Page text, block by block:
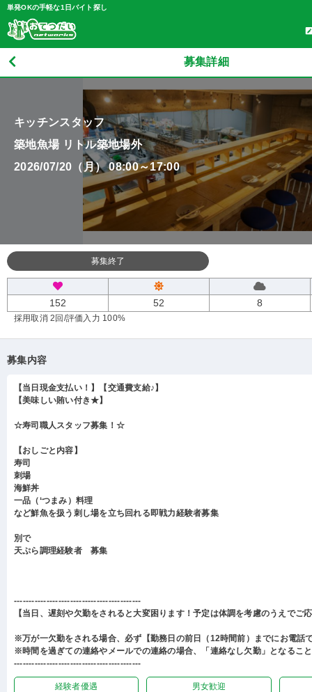
単発OKの手軽な1日バイト探し
募集詳細
キッチンスタッフ
築地魚場 リトル築地場外
2026/07/20（月） 08:00～17:00
募集終了
152 52 8
採用取消 2回 /評価入力 100%
募集内容
【当日現金支払い！】【交通費支給♪】
【美味しい賄い付き★】
☆寿司職人スタッフ募集！☆
【おしごと内容】
寿司
刺場
海鮮丼
一品（‘つまみ）料理
など鮮魚を扱う刺し場を立ち回れる即戦力経験者募集
別で
天ぷら調理経験者 募集
-------------------------------------------
【当日、遅刻や欠勤をされると大変困ります！予定は体調を考慮のうえでご
※万が一欠勤をされる場合、必ず【勤務日の前日（12時間前）までにお電話
※時間を過ぎての連絡やメールでの連絡の場合、「連絡なし欠勤」となるこ
-------------------------------------------
経験者優遇 男女歓迎